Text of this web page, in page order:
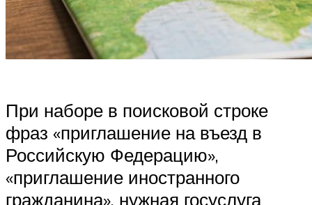
При наборе в поисковой строке
фраз «приглашение на въезд в
Российскую Федерацию»,
«приглашение иностранного
гражданина», нужная госуслуга